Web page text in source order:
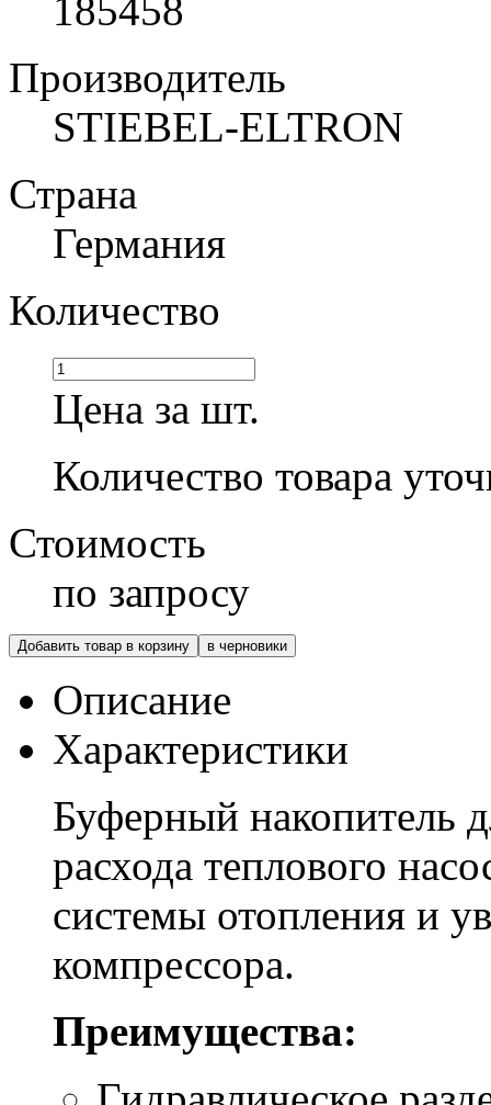
185458
Производитель
STIEBEL-ELTRON
Страна
Германия
Количество
Цена за шт.
Количество товара
Стоимость
по запросу
Добавить товар в корзину в черновики
Описание
Характеристики
Буферный накопитель
расхода теплового
системы отопления и
компрессора.
Преимущества: